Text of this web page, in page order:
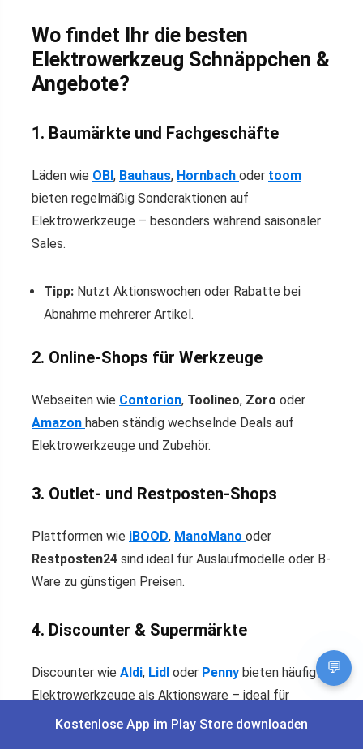
Wo findet Ihr die besten
Elektrowerkzeug Schnäppchen &
Angebote?
1. Baumärkte und Fachgeschäfte
Läden wie OBI, Bauhaus, Hornbach oder toom
bieten regelmäßig Sonderaktionen auf
Elektrowerkzeuge – besonders während saisonaler
Sales.
Tipp: Nutzt Aktionswochen oder Rabatte bei
Abnahme mehrerer Artikel.
2. Online-Shops für Werkzeuge
Webseiten wie Contorion, Toolineo, Zoro oder
Amazon haben ständig wechselnde Deals auf
Elektrowerkzeuge und Zubehör.
3. Outlet- und Restposten-Shops
Plattformen wie iBOOD, ManoMano oder
Restposten24 sind ideal für Auslaufmodelle oder B-
Ware zu günstigen Preisen.
4. Discounter & Supermärkte
Discounter wie Aldi, Lidl oder Penny bieten häufig
Elektrowerkzeuge als Aktionsware – ideal für
Einsteiger oder kleinere Projekte.
💬
Kostenlose App im Play Store downloaden